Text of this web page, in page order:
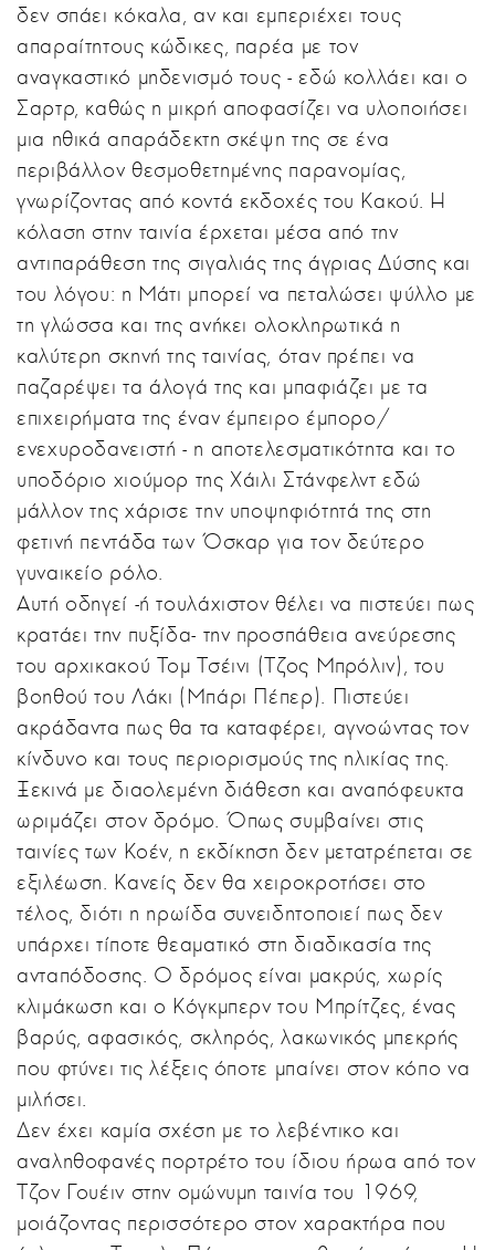
δεν σπάει κόκαλα, αν και εμπεριέχει τους
απαραίτητους κώδικες, παρέα με τον
αναγκαστικό μηδενισμό τους - εδώ κολλάει και ο
Σαρτρ, καθώς η μικρή αποφασίζει να υλοποιήσει
μια ηθικά απαράδεκτη σκέψη της σε ένα
περιβάλλον θεσμοθετημένης παρανομίας,
γνωρίζοντας από κοντά εκδοχές του Κακού. Η
κόλαση στην ταινία έρχεται μέσα από την
αντιπαράθεση της σιγαλιάς της άγριας Δύσης και
του λόγου: η Μάτι μπορεί να πεταλώσει ψύλλο με
τη γλώσσα και της ανήκει ολοκληρωτικά η
καλύτερη σκηνή της ταινίας, όταν πρέπει να
παζαρέψει τα άλογά της και μπαφιάζει με τα
επιχειρήματα της έναν έμπειρο έμπορο/
ενεχυροδανειστή - η αποτελεσματικότητα και το
υποδόριο χιούμορ της Χάιλι Στάνφελντ εδώ
μάλλον της χάρισε την υποψηφιότητά της στη
φετινή πεντάδα των Όσκαρ για τον δεύτερο
γυναικείο ρόλο.
Αυτή οδηγεί -ή τουλάχιστον θέλει να πιστεύει πως
κρατάει την πυξίδα- την προσπάθεια ανεύρεσης
του αρχικακού Τομ Τσέινι (Τζος Μπρόλιν), του
βοηθού του Λάκι (Μπάρι Πέπερ). Πιστεύει
ακράδαντα πως θα τα καταφέρει, αγνοώντας τον
κίνδυνο και τους περιορισμούς της ηλικίας της.
Ξεκινά με διαολεμένη διάθεση και αναπόφευκτα
ωριμάζει στον δρόμο. Όπως συμβαίνει στις
ταινίες των Κοέν, η εκδίκηση δεν μετατρέπεται σε
εξιλέωση. Κανείς δεν θα χειροκροτήσει στο
τέλος, διότι η ηρωίδα συνειδητοποιεί πως δεν
υπάρχει τίποτε θεαματικό στη διαδικασία της
ανταπόδοσης. Ο δρόμος είναι μακρύς, χωρίς
κλιμάκωση και ο Κόγκμπερν του Μπρίτζες, ένας
βαρύς, αφασικός, σκληρός, λακωνικός μπεκρής
που φτύνει τις λέξεις όποτε μπαίνει στον κόπο να
μιλήσει.
Δεν έχει καμία σχέση με το λεβέντικο και
αναληθοφανές πορτρέτο του ίδιου ήρωα από τον
Τζον Γουέιν στην ομώνυμη ταινία του 1969,
μοιάζοντας περισσότερο στον χαρακτήρα που